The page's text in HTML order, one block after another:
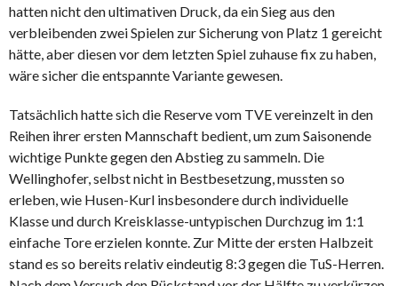
hatten nicht den ultimativen Druck, da ein Sieg aus den
verbleibenden zwei Spielen zur Sicherung von Platz 1 gereicht
hätte, aber diesen vor dem letzten Spiel zuhause fix zu haben,
wäre sicher die entspannte Variante gewesen.
Tatsächlich hatte sich die Reserve vom TVE vereinzelt in den
Reihen ihrer ersten Mannschaft bedient, um zum Saisonende
wichtige Punkte gegen den Abstieg zu sammeln. Die
Wellinghofer, selbst nicht in Bestbesetzung, mussten so
erleben, wie Husen-Kurl insbesondere durch individuelle
Klasse und durch Kreisklasse-untypischen Durchzug im 1:1
einfache Tore erzielen konnte. Zur Mitte der ersten Halbzeit
stand es so bereits relativ eindeutig 8:3 gegen die TuS-Herren.